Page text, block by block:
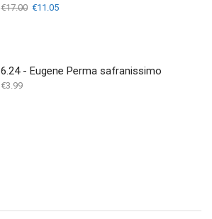
€17.00 Oorspronkelijke
€11.05Huidige
6.24 - Eugene Perma safranissimo
€3.99